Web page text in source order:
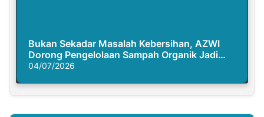
Bukan Sekadar Masalah Kebersihan, AZWI
Dorong Pengelolaan Sampah Organik Jadi
Solusi Krisis Iklim
04/07/2026